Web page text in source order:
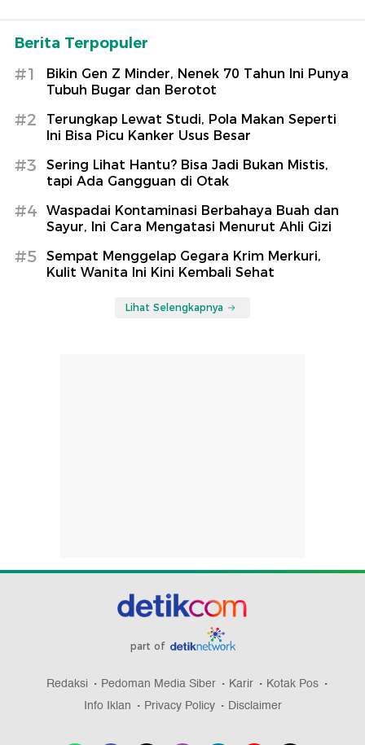
Berita Terpopuler
#1
Bikin Gen Z Minder, Nenek 70 Tahun Ini Punya
Tubuh Bugar dan Berotot
#2
Terungkap Lewat Studi, Pola Makan Seperti
Ini Bisa Picu Kanker Usus Besar
#3
Sering Lihat Hantu? Bisa Jadi Bukan Mistis,
tapi Ada Gangguan di Otak
#4
Waspadai Kontaminasi Berbahaya Buah dan
Sayur, Ini Cara Mengatasi Menurut Ahli Gizi
#5
Sempat Menggelap Gegara Krim Merkuri,
Kulit Wanita Ini Kini Kembali Sehat
Lihat Selengkapnya
part of
Redaksi Pedoman Media Siber Karir
Kotak Pos
Info Iklan
Privacy Policy Disclaimer